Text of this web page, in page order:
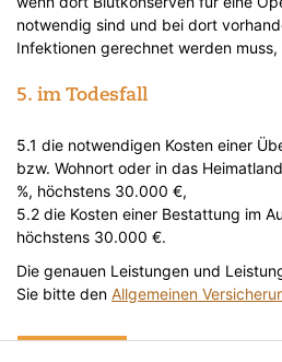
notwendig sind und bei dort
Infektionen gerechnet werden muss,
5. im Todesfall
5.1 die notwendigen Kosten einer
bzw. Wohnort oder in das
%, höchstens 30.000 €,
5.2 die Kosten einer Bestattung im
höchstens 30.000 €.
Die genauen Leistungen und
Sie bitte den Allgemeinen